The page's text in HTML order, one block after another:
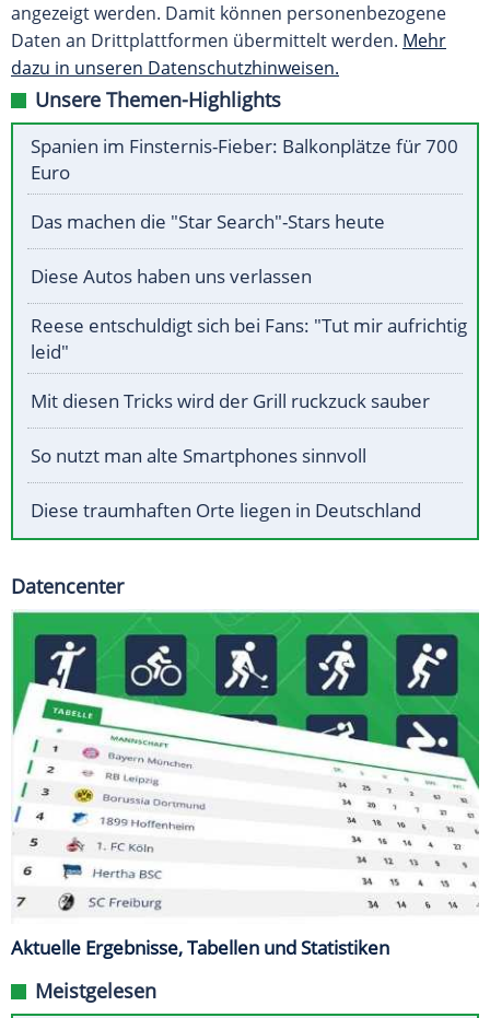
angezeigt werden. Damit können personenbezogene
Daten an Drittplattformen übermittelt werden. Mehr
dazu in unseren Datenschutzhinweisen.
Unsere Themen-Highlights
Spanien im Finsternis-Fieber: Balkonplätze für 700
Euro
Das machen die "Star Search"-Stars heute
Diese Autos haben uns verlassen
Reese entschuldigt sich bei Fans: "Tut mir aufrichtig
leid"
Mit diesen Tricks wird der Grill ruckzuck sauber
So nutzt man alte Smartphones sinnvoll
Diese traumhaften Orte liegen in Deutschland
Datencenter
Aktuelle Ergebnisse, Tabellen und Statistiken
Meistgelesen